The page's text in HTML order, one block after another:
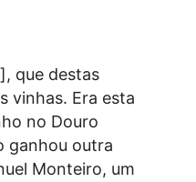
que destas
vinhas. Era esta
no Douro
ganhou outra
Monteiro, um